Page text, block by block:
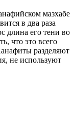
мазхабе
в два раза
длина его тени во
что это всего
разделяют
не используют